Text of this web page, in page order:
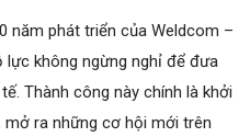
năm phát triển của Weldcom –
lực không ngừng nghỉ để đưa
Thành công này chính là khởi
ra những cơ hội mới trên